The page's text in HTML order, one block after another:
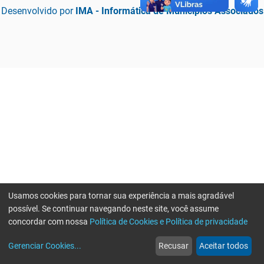
Desenvolvido por IMA - Informática de Municípios Associados
web
Notícias
more_horiz
Mais
Usamos cookies para tornar sua experiência a mais agradável
possível. Se continuar navegando neste site, você assume
concordar com nossa Política de Cookies e Política de privacidade
Gerenciar Cookies... Recusar Aceitar todos
Erro ao enviar informações, por favor tente novamente